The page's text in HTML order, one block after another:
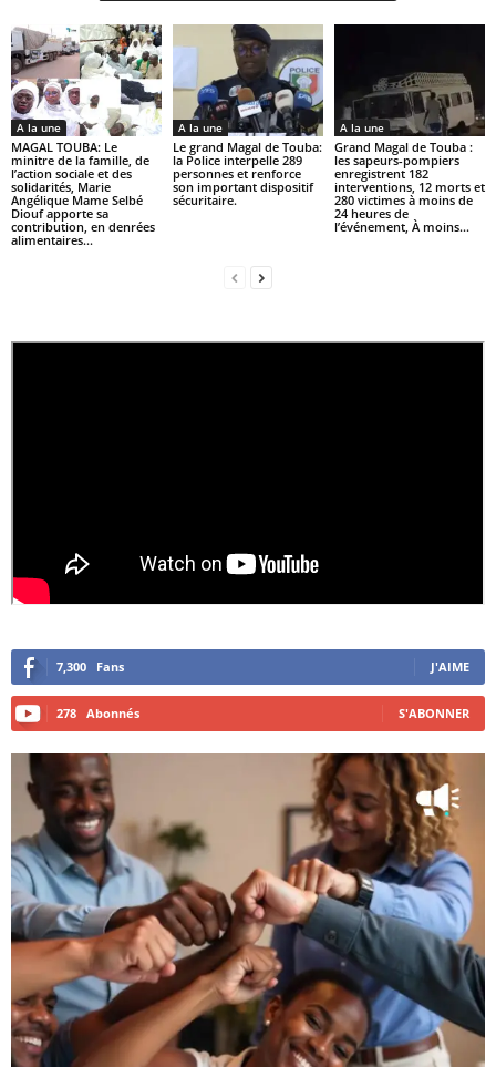
A la une
MAGAL TOUBA: Le
minitre de la famille, de
l’action sociale et des
solidarités, Marie
Angélique Mame Selbé
Diouf apporte sa
contribution, en denrées
alimentaires...
A la une
Le grand Magal de Touba:
la Police interpelle 289
personnes et renforce
son important dispositif
sécuritaire.
A la une
Grand Magal de Touba :
les sapeurs-pompiers
enregistrent 182
interventions, 12 morts et
280 victimes à moins de
24 heures de
l’événement, À moins...
7,300 Fans J'AIME
278 Abonnés S'ABONNER